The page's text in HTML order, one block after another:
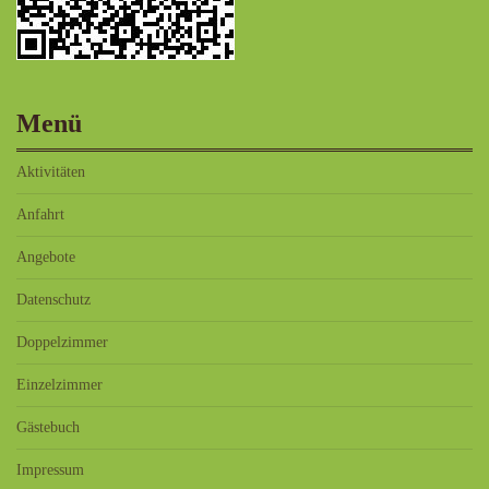
Menü
Aktivitäten
Anfahrt
Angebote
Datenschutz
Doppelzimmer
Einzelzimmer
Gästebuch
Impressum